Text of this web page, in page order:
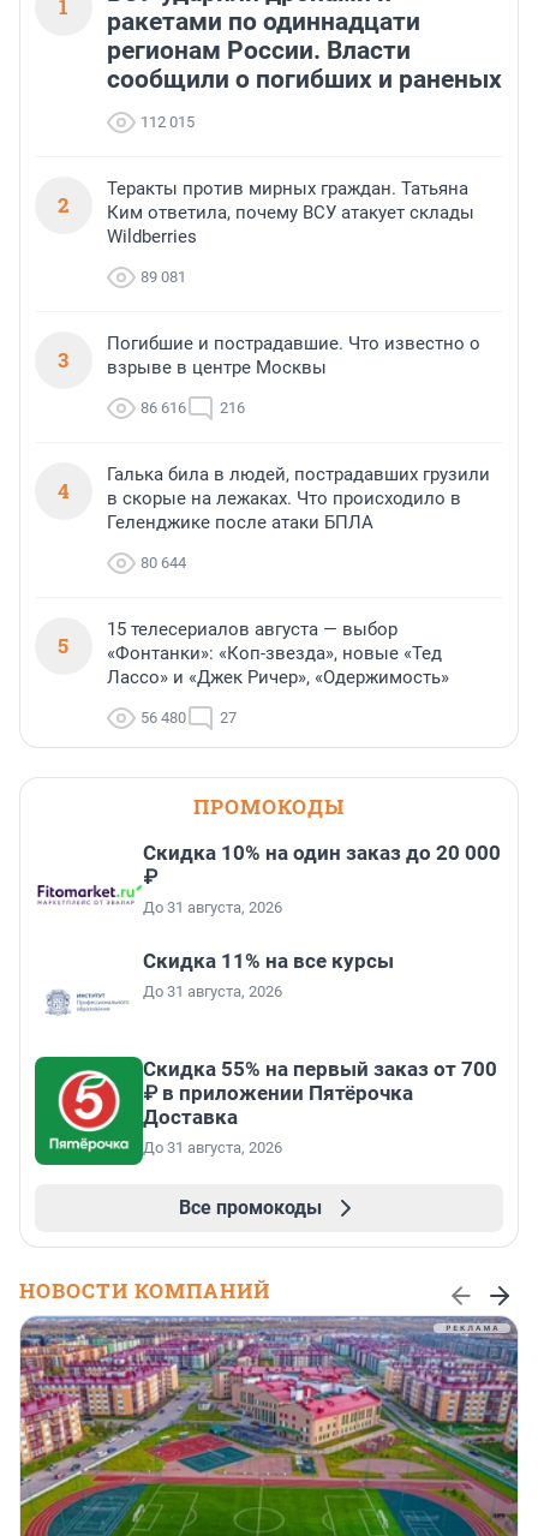
1
ракетами по одиннадцати
регионам России. Власти
сообщили о погибших и раненых
112 015
2
Теракты против мирных граждан. Татьяна
Ким ответила, почему ВСУ атакует склады
Wildberries
89 081
3
Погибшие и пострадавшие. Что известно о
взрыве в центре Москвы
86 616 216
4
Галька била в людей, пострадавших грузили
в скорые на лежаках. Что происходило в
Геленджике после атаки БПЛА
80 644
5
15 телесериалов августа — выбор
«Фонтанки»: «Коп-звезда», новые «Тед
Лассо» и «Джек Ричер», «Одержимость»
56 480 27
ПРОМОКОДЫ
Скидка 10% на один заказ до 20 000
₽
До 31 августа, 2026
Скидка 11% на все курсы
До 31 августа, 2026
Скидка 55% на первый заказ от 700
₽ в приложении Пятёрочка
Доставка
До 31 августа, 2026
Все промокоды
НОВОСТИ КОМПАНИЙ